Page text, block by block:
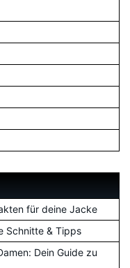
für deine Jacke
Schnitte & Tipps
Dein Guide zu